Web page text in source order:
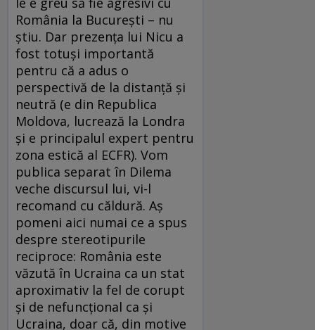
România la Bucureşti – nu
ştiu. Dar prezenţa lui Nicu a
fost totuşi importantă
pentru că a adus o
perspectivă de la distanţă şi
neutră (e din Republica
Moldova, lucrează la Londra
şi e principalul expert pentru
zona estică al ECFR). Vom
publica separat în Dilema
veche discursul lui, vi-l
recomand cu căldură. Aş
pomeni aici numai ce a spus
despre stereotipurile
reciproce: România este
văzută în Ucraina ca un stat
aproximativ la fel de corupt
şi de nefuncţional ca şi
Ucraina, doar că, din motive